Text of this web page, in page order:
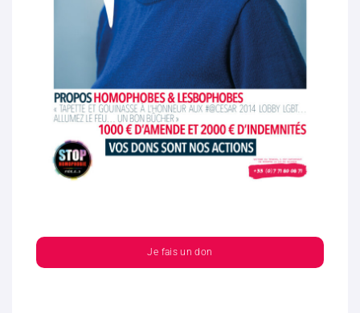
Je fais un don